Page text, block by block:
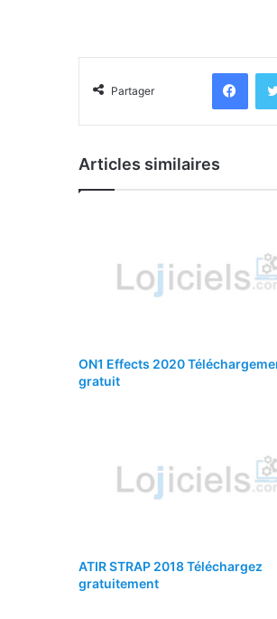
Partager
Articles similaires
ON1 Effects 2020
gratuit
ATIR STRAP 2018 Téléchargez
gratuitement